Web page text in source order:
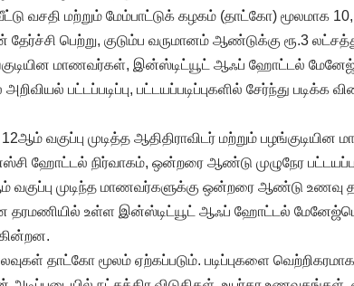
வீட்டு வசதி மற்றும் மேம்பாட்டுக் கழகம் (தாட்கோ) மூலமாக
பெற்று, குடும்ப வருமானம் ஆண்டுக்கு ரூ.3
மாணவர்கள், இன்ஸ்டிட்யூட் ஆஃப் ஹோட்டல்
பட்டப்படிப்பு, பட்டயப்படிப்புகளில் சேர்ந்து
வகுப்பு முடித்த ஆதிதிராவிடர் மற்றும்
ஹோட்டல் நிர்வாகம், ஒன்றரை ஆண்டு முழுநேர
வகுப்பு முடிந்த மாணவர்களுக்கு ஒன்றரை ஆண்டு உணவு
தரமணியில் உள்ள இன்ஸ்டிட்யூட் ஆஃப் ஹோட்டல்
தாட்கோ மூலம் ஏற்கப்படும். படிப்புகளை வெற்றிகரமாக